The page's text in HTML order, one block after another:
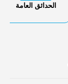
الحدائق العامة